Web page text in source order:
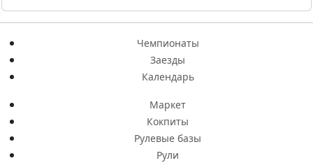
Чемпионаты
Заезды
Календарь
Маркет
Кокпиты
Рулевые базы
Рули